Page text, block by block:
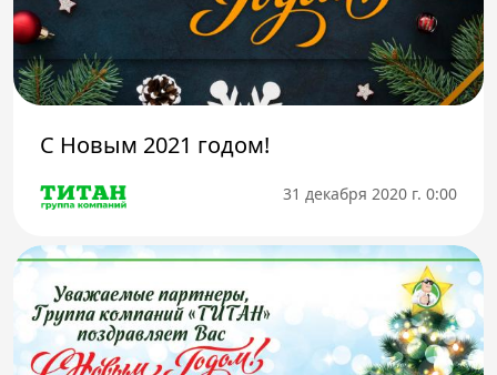
С Новым 2021 годом!
31 декабря 2020 г. 0:00